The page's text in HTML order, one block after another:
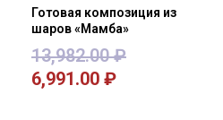
Готовая композиция из
шаров «Мамба»
13,982.00₽
6,991.00 ₽